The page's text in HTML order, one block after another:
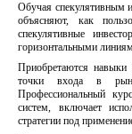
Обучая спекулятивным
объясняют, как
спекулятивные
горизонтальными
Приобретаются
точки входа в
Профессиональный
систем, включает
стратегии под